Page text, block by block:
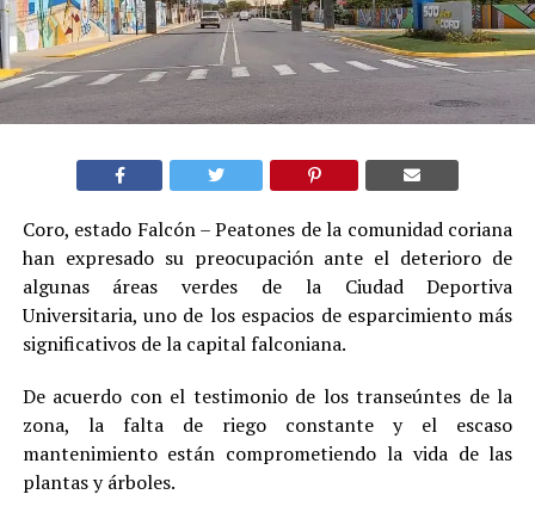
Coro, estado Falcón – Peatones de la comunidad coriana
han expresado su preocupación ante el deterioro de
algunas áreas verdes de la Ciudad Deportiva
Universitaria, uno de los espacios de esparcimiento más
significativos de la capital falconiana.
De acuerdo con el testimonio de los transeúntes de la
zona, la falta de riego constante y el escaso
mantenimiento están comprometiendo la vida de las
plantas y árboles.